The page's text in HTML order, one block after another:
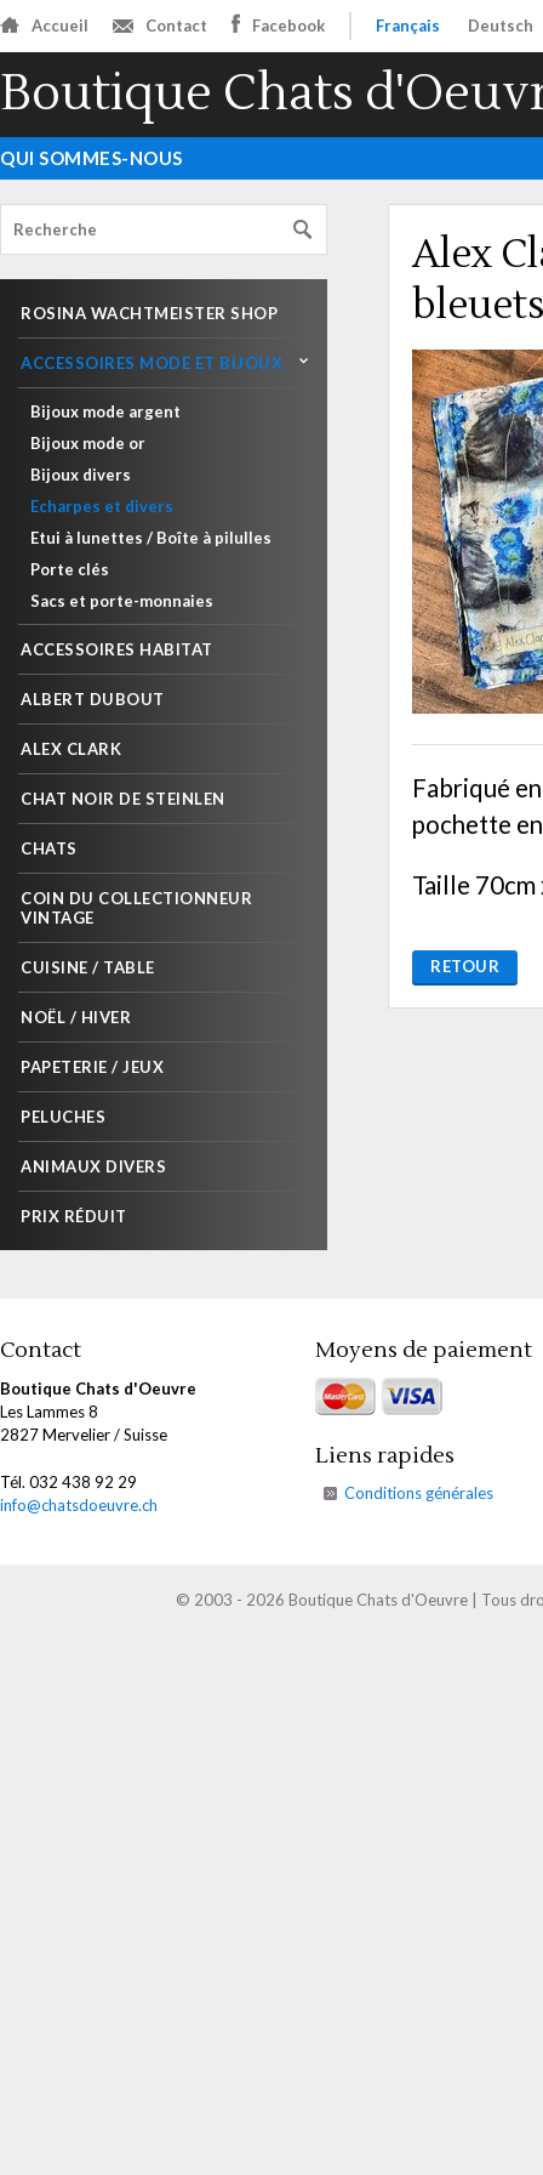
Accueil Contact Facebook Français Deutsch
Boutique Chats
QUI SOMMES-NOUS
ROSINA WACHTMEISTER SHOP
ACCESSOIRES MODE ET BIJOUX
Bijoux mode argent
Bijoux mode or
Bijoux divers
Echarpes et divers
Etui à lunettes / Boîte à pilulles
Porte clés
Sacs et porte-monnaies
ACCESSOIRES HABITAT
ALBERT DUBOUT
ALEX CLARK
CHAT NOIR DE STEINLEN
CHATS
COIN DU COLLECTIONNEUR
VINTAGE
CUISINE / TABLE
NOËL / HIVER
PAPETERIE / JEUX
PELUCHES
ANIMAUX DIVERS
PRIX RÉDUIT
Alex
bleuets
Fabriqué
pochette
Taille 70cm
RETOUR
Contact
Boutique Chats d'Oeuvre
Les Lammes 8
2827 Mervelier / Suisse
Tél. 032 438 92 29
info@chatsdoeuvre.ch
Moyens de paiement
Liens rapides
Conditions générales
© 2003 - 2026 Boutique Chats d'Oeuvre | Tous